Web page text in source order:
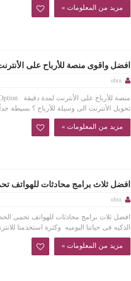
مزيد من المعلومات »
افضل واقوى منصة للأرباح على
obra
تحويل الأنترنت الى وسيلة للأرباح ؟ بسيطة
مزيد من المعلومات »
افضل ثلاث برامج محادثات للهواتف
obra
افضل ثلاث برامج محادثات للهواتف تحمى
الذكيه فى حياتنا اليوميه وكثرة استخدمتا
مزيد من المعلومات »